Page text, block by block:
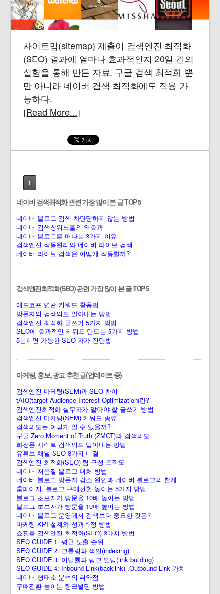
사이트맵(sitemap) 제출이 검색엔진 최적화
(SEO) 결과에 얼마나 효과적인지 20일 간의
실험을 통해 만든 자료. 구글 검색 최적화 뿐
만 아니라 네이버 검색 최적화에도 적용 가
능하다.
[Read More...]
1
네이버 검색최적화 관련 가장 많이 본 글 TOP 5
네이버 블로그 검색 차단당하지 않는 방법
네이버 검색상위노출의 역효과
네이버 블로그를 떠나는 3가지 이유
검색엔진 작동원리와 네이버 라이브 검색
네이버 라이브 검색은 어떻게 작동할까?
검색엔진최적화(SEO) 관련 가장 많이 본 글 TOP 5
애드코프 연관 키워드 활용법
방문자의 검색의도 알아내는 방법
검색엔진 최적화 글쓰기 5가지 방법
SEO에 효과적인 키워드 만드는 5가지 방법
5분이면 가능한 SEO 자가 진단법
마케팅, 홍보, 광고 추천 글(업데이트 중)
검색엔진 마케팅(SEM)과 SEO 차이
tAIO(target Audience Interest Optimization)란?
검색엔진최적화 실무자가 알아야 할 글쓰기 방법
검색엔진 마케팅(SEM) 키워드 종류
검색의도는 어떻게 알 수 있을까?
구글 Zero Moment of Truth (ZMOT)와 검색의도
화장품 사이트 검색의도 알아내는 방법
유튜브 채널 SEO 8가지 비결
검색엔진 최적화(SEO) 팀 구성 조직도
네이버 저품질 블로그 대처 방법
네이버 블로그 방문자 감소 원인과 네이버 블로그의 한계
홈페이지, 블로그 구매전환 높이는 5가지 방법
블로그 초보자가 방문율 10배 높이는 방법
블로그 초보자가 방문율 10배 높이는 방법
네이버 블로그 운영에서 검색보다 중요한 것은?
마케팅 KPI 설계와 성과측정 방법
쇼핑몰 검색엔진 최적화(SEO) 3가지 방법
SEO GUIDE 1: 평균 노출 순위
SEO GUIDE 2: 크롤링과 색인(indexing)
SEO GUIDE 3: 이탈률과 링크 빌딩(link building)
SEO GUIDE 4: Inbound Link(backlink) ,Outbound Link 가치
네이버 형태소 분석의 취약점
구매전환 높이는 링크빌딩 방법